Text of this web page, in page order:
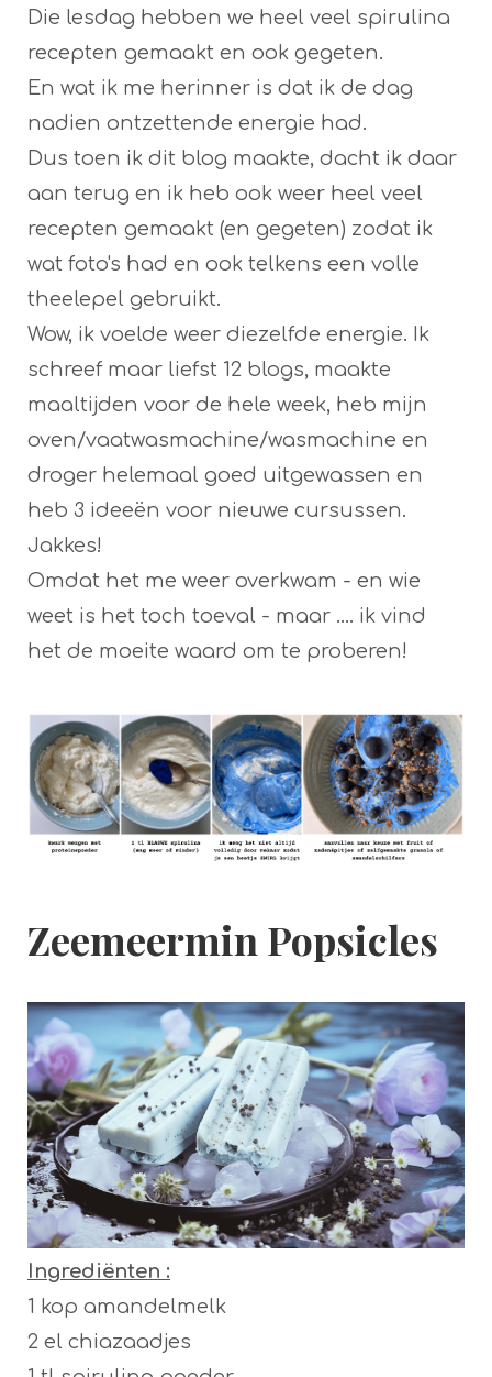
Die lesdag hebben we heel veel spirulina
recepten gemaakt en ook gegeten.
En wat ik me herinner is dat ik de dag
nadien ontzettende energie had.
Dus toen ik dit blog maakte, dacht ik daar
aan terug en ik heb ook weer heel veel
recepten gemaakt (en gegeten) zodat ik
wat foto's had en ook telkens een volle
theelepel gebruikt.
Wow, ik voelde weer diezelfde energie. Ik
schreef maar liefst 12 blogs, maakte
maaltijden voor de hele week, heb mijn
oven/vaatwasmachine/wasmachine en
droger helemaal goed uitgewassen en
heb 3 ideeën voor nieuwe cursussen.
Jakkes!
Omdat het me weer overkwam - en wie
weet is het toch toeval - maar .... ik vind
het de moeite waard om te proberen!
Zeemeermin Popsicles
Ingrediënten :
1 kop amandelmelk
2 el chiazaadjes